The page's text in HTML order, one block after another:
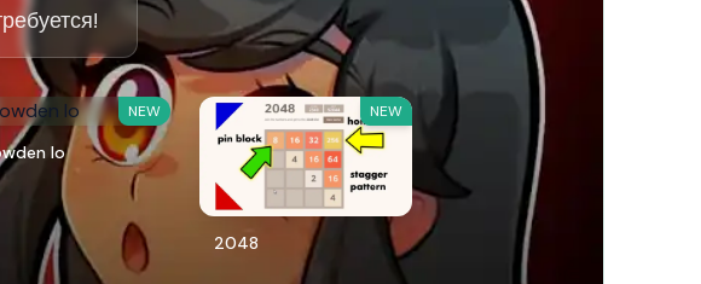
NEW
Io
NEW
2048